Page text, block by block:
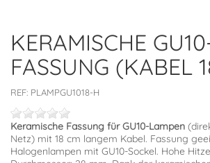
KERAMISCHE
FASSUNG (KABEL
REF: PLAMPGU1018-H
Keramische Fassung für GU10-Lampen
Netz) mit 18 cm langem Kabel. Fassung
Halogenlampen mit GU10-Sockel. Hohe